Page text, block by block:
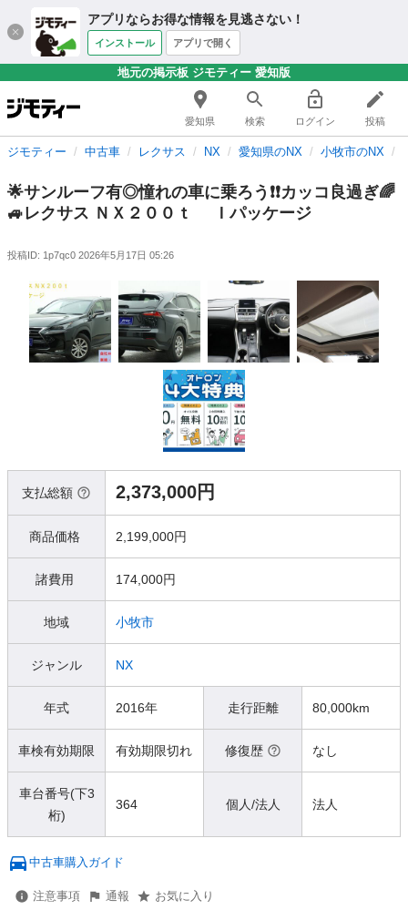
アプリならお得な情報を見逃さない！
インストール アプリで開く
地元の掲示板 ジモティー 愛知版
愛知県 検索 ログイン 投稿
ジモティー 中古車 レクサス NX 愛知県のNX 小牧市のNX
🌟サンルーフ有◎憧れの車に乗ろう❗❗カッコ良過ぎ🌈
🚙レクサス ＮＸ２００ｔ Ｉパッケージ
投稿ID: 1p7qc0 2026年5月17日 05:26
支払総額 2,373,000円
商品価格 2,199,000円
諸費用 174,000円
地域 小牧市
ジャンル NX
年式 2016年 走行距離 80,000km
車検有効期限 有効期限切れ 修復歴 なし
車台番号(下3
桁)
364 個人/法人 法人
中古車購入ガイド
注意事項 通報 お気に入り